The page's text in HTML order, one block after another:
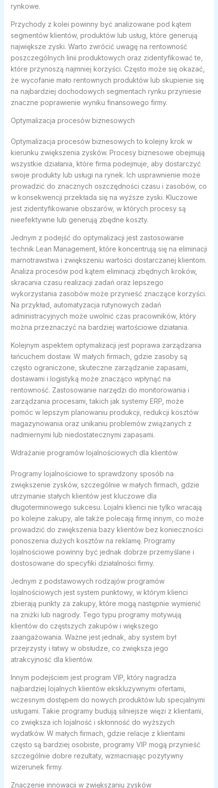
rynkowe.
Przychody z kolei powinny być analizowane pod kątem
segmentów klientów, produktów lub usług, które generują
największe zyski. Warto zwrócić uwagę na rentowność
poszczególnych linii produktowych oraz zidentyfikować te,
które przynoszą najmniej korzyści. Często może się okazać,
że wycofanie mało rentownych produktów lub skupienie się
na najbardziej dochodowych segmentach rynku przyniesie
znaczne poprawienie wyniku finansowego firmy.
Optymalizacja procesów biznesowych
Optymalizacja procesów biznesowych to kolejny krok w
kierunku zwiększenia zysków. Procesy biznesowe obejmują
wszystkie działania, które firma podejmuje, aby dostarczyć
swoje produkty lub usługi na rynek. Ich usprawnienie może
prowadzić do znacznych oszczędności czasu i zasobów, co
w konsekwencji przekłada się na wyższe zyski. Kluczowe
jest zidentyfikowanie obszarów, w których procesy są
nieefektywne lub generują zbędne koszty.
Jednym z podejść do optymalizacji jest zastosowanie
technik Lean Management, które koncentrują się na eliminacji
marnotrawstwa i zwiększeniu wartości dostarczanej klientom.
Analiza procesów pod kątem eliminacji zbędnych kroków,
skracania czasu realizacji zadań oraz lepszego
wykorzystania zasobów może przynieść znaczące korzyści.
Na przykład, automatyzacja rutynowych zadań
administracyjnych może uwolnić czas pracowników, który
można przeznaczyć na bardziej wartościowe działania.
Kolejnym aspektem optymalizacji jest poprawa zarządzania
łańcuchem dostaw. W małych firmach, gdzie zasoby są
często ograniczone, skuteczne zarządzanie zapasami,
dostawami i logistyką może znacząco wpłynąć na
rentowność. Zastosowanie narzędzi do monitorowania i
zarządzania procesami, takich jak systemy ERP, może
pomóc w lepszym planowaniu produkcji, redukcji kosztów
magazynowania oraz unikaniu problemów związanych z
nadmiernymi lub niedostatecznymi zapasami.
Wdrażanie programów lojalnościowych dla klientów
Programy lojalnościowe to sprawdzony sposób na
zwiększenie zysków, szczególnie w małych firmach, gdzie
utrzymanie stałych klientów jest kluczowe dla
długoterminowego sukcesu. Lojalni klienci nie tylko wracają
po kolejne zakupy, ale także polecają firmę innym, co może
prowadzić do zwiększenia bazy klientów bez konieczności
ponoszenia dużych kosztów na reklamę. Programy
lojalnościowe powinny być jednak dobrze przemyślane i
dostosowane do specyfiki działalności firmy.
Jednym z podstawowych rodzajów programów
lojalnościowych jest system punktowy, w którym klienci
zbierają punkty za zakupy, które mogą następnie wymienić
na zniżki lub nagrody. Tego typu programy motywują
klientów do częstszych zakupów i większego
zaangażowania. Ważne jest jednak, aby system był
przejrzysty i łatwy w obsłudze, co zwiększa jego
atrakcyjność dla klientów.
Innym podejściem jest program VIP, który nagradza
najbardziej lojalnych klientów ekskluzywnymi ofertami,
wczesnym dostępem do nowych produktów lub specjalnymi
usługami. Takie programy budują silniejsze więzi z klientami,
co zwiększa ich lojalność i skłonność do wyższych
wydatków. W małych firmach, gdzie relacje z klientami
często są bardziej osobiste, programy VIP mogą przynieść
szczególnie dobre rezultaty, wzmacniając pozytywny
wizerunek firmy.
Znaczenie innowacji w zwiększaniu zysków